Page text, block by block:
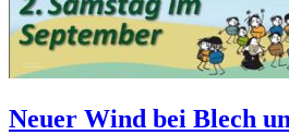
Neuer Wind bei Blech